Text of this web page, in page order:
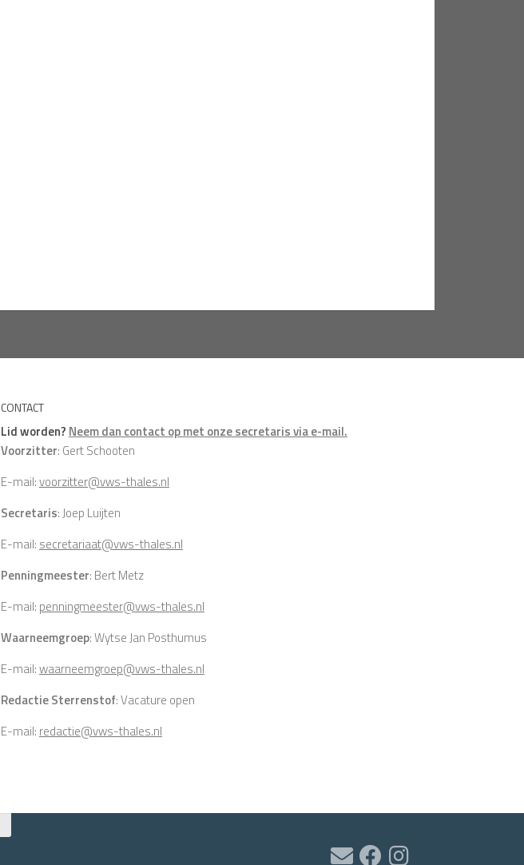
CONTACT
Lid worden? Neem dan contact op met onze secretaris via e-mail.
Voorzitter: Gert Schooten
E-mail:voorzitter@vws-thales.nl
Secretaris: Joep Luijten
E-mail: secretariaat@vws-thales.nl
Penningmeester: Bert Metz
E-mail: penningmeester@vws-thales.nl
Waarneemgroep: Wytse Jan Posthumus
E-mail:waarneemgroep@vws-thales.nl
Redactie Sterrenstof: Vacature open
E-mail: redactie@vws-thales.nl